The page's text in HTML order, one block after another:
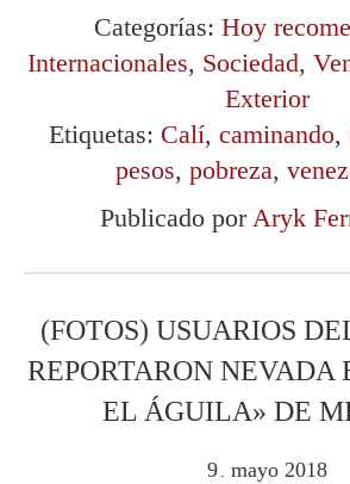
Categorías: Hoy
Internacionales, Sociedad,
Exterior
Etiquetas: Calí, caminando,
pesos, pobreza,
Publicado por Aryk
(FOTOS) USUARIOS
REPORTARON NEVADA
EL ÁGUILA» DE
9 mayo 2018